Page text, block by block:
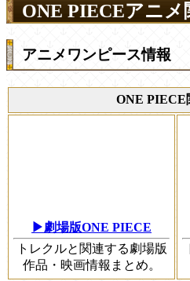
ONE PIECEアニメ
アニメワンピース情報
ONE PIECE
▶劇場版ONE PIECE
トレクルと関連する劇場版
作品・映画情報まとめ。